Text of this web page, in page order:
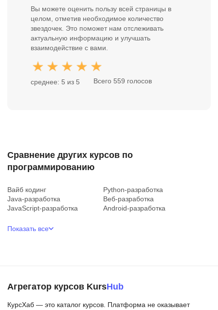
Вы можете оценить пользу всей страницы в
целом, отметив необходимое количество
звездочек. Это поможет нам отслеживать
актуальную информацию и улучшать
взаимодействие с вами.
среднее: 5 из 5 Всего 559 голосов
Сравнение других курсов по
программированию
Вайб кодинг
Python-разработка
Java-разработка
Веб-разработка
JavaScript-разработка
Android-разработка
Показать все
Агрегатор курсов KursHub
КурсХаб — это каталог курсов. Платформа не оказывает